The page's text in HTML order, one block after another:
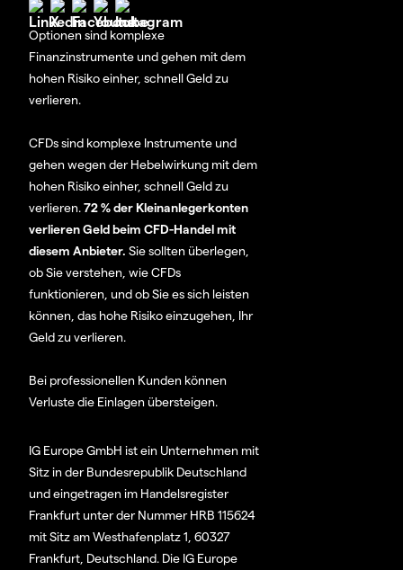
Optionen sind komplexe
Finanzinstrumente und gehen mit dem
hohen Risiko einher, schnell Geld zu
verlieren.
CFDs sind komplexe Instrumente und
gehen wegen der Hebelwirkung mit dem
hohen Risiko einher, schnell Geld zu
verlieren.72 % der Kleinanlegerkonten
verlieren Geld beim CFD-Handel mit
diesem Anbieter. Sie sollten überlegen,
ob Sie verstehen, wie CFDs
funktionieren, und ob Sie es sich leisten
können, das hohe Risiko einzugehen, Ihr
Geld zu verlieren.
Bei professionellen Kunden können
Verluste die Einlagen übersteigen.
IG Europe GmbH ist ein Unternehmen mit
Sitz in der Bundesrepublik Deutschland
und eingetragen im Handelsregister
Frankfurt unter der Nummer HRB 115624
mit Sitz am Westhafenplatz 1, 60327
Frankfurt, Deutschland. Die IG Europe